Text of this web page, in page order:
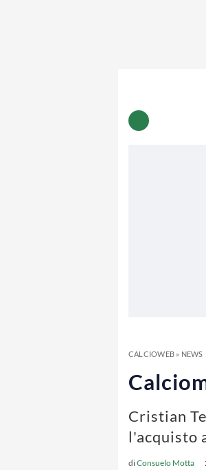
CALCIOWEB» NEWS
Cristian
l'acquisto
diConsuelo Motta